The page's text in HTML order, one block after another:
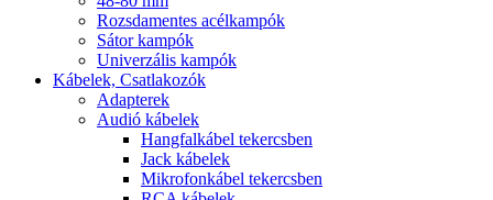
Rozsdamentes acélkampók
Sátor kampók
Univerzális kampók
Kábelek, Csatlakozók
Adapterek
Audió kábelek
Hangfalkábel tekercsben
Jack kábelek
Mikrofonkábel tekercsben